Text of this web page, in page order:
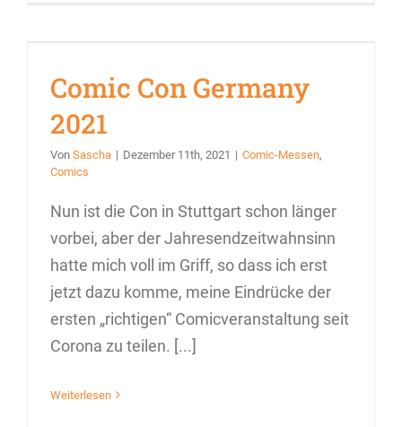
Comic Con Germany
2021
Von Sascha | Dezember 11th, 2021 | Comic-Messen,
Comics
Nun ist die Con in Stuttgart schon länger
vorbei, aber der Jahresendzeitwahnsinn
hatte mich voll im Griff, so dass ich erst
jetzt dazu komme, meine Eindrücke der
ersten „richtigen“ Comicveranstaltung seit
Corona zu teilen. [...]
Weiterlesen